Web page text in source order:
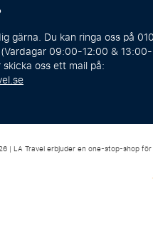
gärna. Du kan ringa oss på 010
09:00-12:00 & 13:00-
oss ett mail på:
| LA Travel erbjuder en one-stop-shop för